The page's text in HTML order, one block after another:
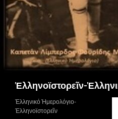
Ἑλληνοϊστορεῖν-
Ἑλληνικό Ἡμερολόγιο-
Ἑλληνοϊστορεῖν